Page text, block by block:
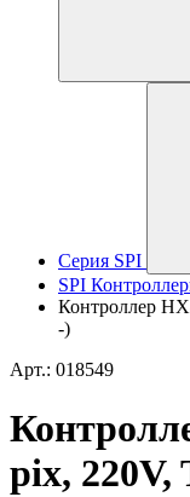
Серия SPI
SPI
Контроллер
-)
Арт.: 018549
pix,